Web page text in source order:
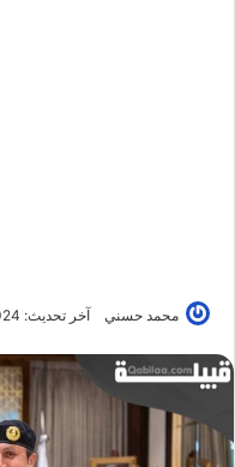
محمد حسني آخر تحديث: 2024-12-02